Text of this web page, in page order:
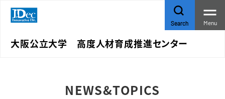
大阪公立大学 高度人材育成推進センター
Search Menu
NEWS&TOPICS